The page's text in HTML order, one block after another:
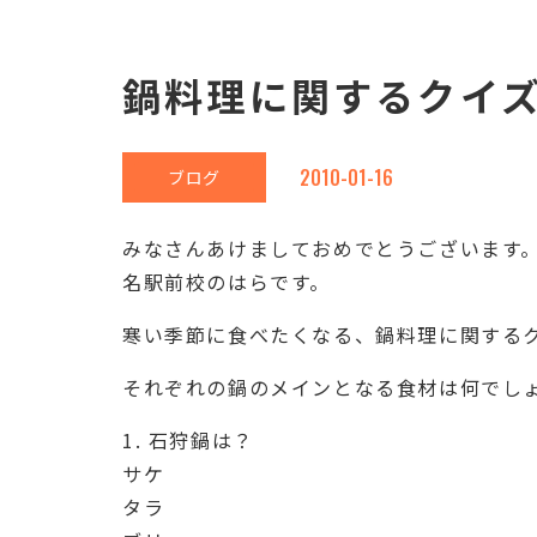
鍋料理に関するクイズ
ブログ 2010-01-16
みなさんあけましておめでとうございます。
名駅前校のはらです。
寒い季節に食べたくなる、鍋料理に関する
それぞれの鍋のメインとなる食材は何でし
1. 石狩鍋は？
サケ
タラ